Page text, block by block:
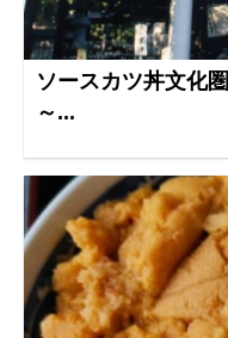
ソースカツ丼文化
～...